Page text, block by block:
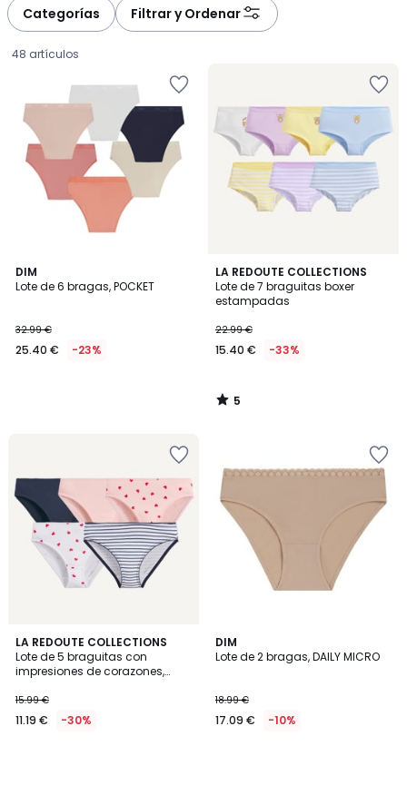
Categorías Filtrar y Ordenar
48 artículos
DIM
Lote de 6 bragas, POCKET
€
en
aplicado.
32.99 €
25.40 € -23%
LA REDOUTE COLLECTIONS
Lote de 7 braguitas boxer
estampadas
22.99 €
15.40 € -33%
5
/
5
5
/
LA REDOUTE COLLECTIONS
Lote de 5 braguitas con
impresiones de corazones,
15.99 €
11.19 € -30%
DIM
Lote de 2 bragas, DAILY MICRO
18.99 €
17.09 € -10%